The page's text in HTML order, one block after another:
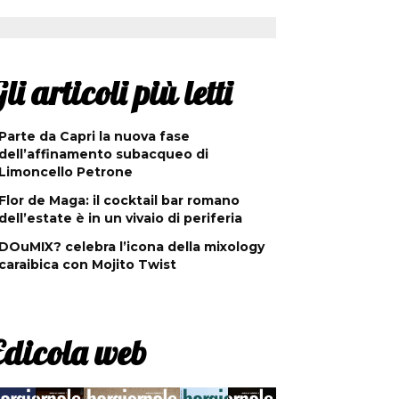
articoli più letti
da Capri la nuova fase
subacqueo di
Petrone
de Maga: il cocktail bar romano
è in un vivaio di periferia
celebra l’icona della mixology
con Mojito Twist
web